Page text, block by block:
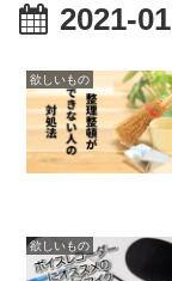
2021-01
欲しいもの
欲しいもの